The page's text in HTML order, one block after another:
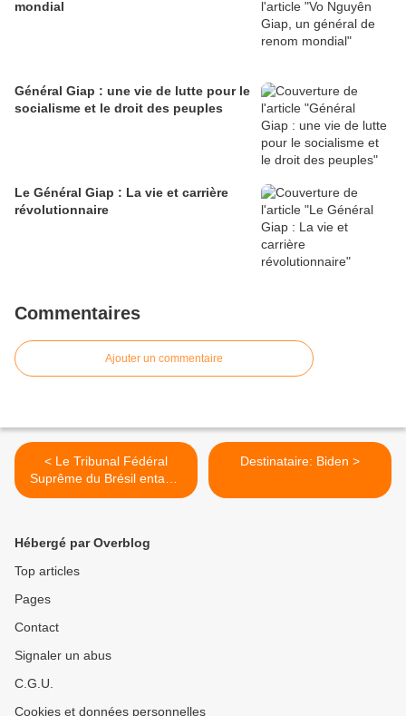
mondial
Général Giap : une vie de lutte pour le
socialisme et le droit des peuples
Le Général Giap : La vie et carrière
révolutionnaire
Commentaires
Ajouter un commentaire
< Le Tribunal Fédéral
Suprême du Brésil entame
un procès qui définira
Destinataire: Biden >
Hébergé par Overblog
Top articles
Pages
Contact
Signaler un abus
C.G.U.
Cookies et données personnelles